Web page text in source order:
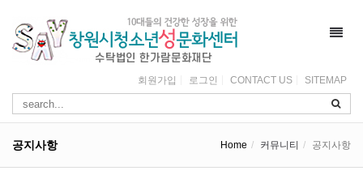
회원가입 로그인 CONTACT US SITEMAP
공지사항 Home 커뮤니티 공지사항